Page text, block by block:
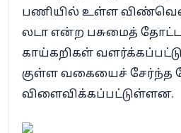
பணியில் உள்ள
லடா என்ற பசுமைத்
காய்கறிகள்
குள்ள வகையைச்
விளைவிக்கப்பட்டுள்ளன.